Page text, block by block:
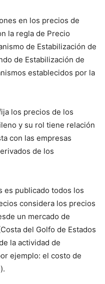
en los precios de
la regla de Precio
de Estabilización de
de Estabilización de
establecidos por la
los precios de los
y su rol tiene relación
con las empresas
de los
es publicado todos los
considera los precios
un mercado de
del Golfo de Estados
la actividad de
ejemplo: el costo de